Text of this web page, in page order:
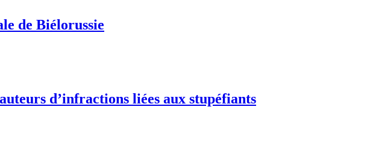
de Biélorussie
d’infractions liées aux stupéfiants